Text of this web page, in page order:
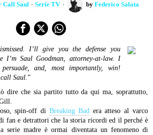
Call Saul · Serie TV by Federico Salata
I’ll give you the defense you
I’m Saul Goodman, attorney-at-law. I
persuade, and, most importantly, win!
Saul.”
dire che sia partito tutto da qui ma, soprattutto,
spin-off di Breaking Badera atteso al varco
fan e detrattori che la storia ricordi ed il perché è
serie madre è ormai diventata un fenomeno di